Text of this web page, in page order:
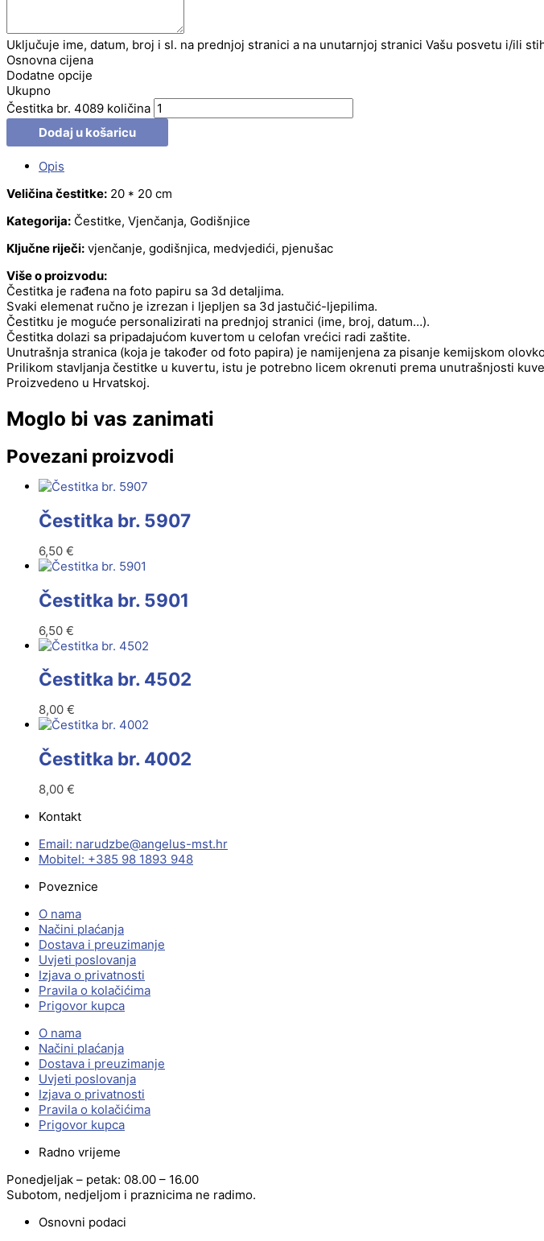
Uključuje ime, datum, broj i sl. na prednjoj stranici a na unutarnjoj stranici Vašu posvetu i/ili
Osnovna cijena
Dodatne opcije
Ukupno
Čestitka br. 4089 količina
Dodaj u košaricu
Opis
Veličina čestitke: 20 * 20 cm
Kategorija: Čestitke, Vjenčanja, Godišnjice
Ključne riječi: vjenčanje, godišnjica, medvjedići, pjenušac
Više o proizvodu:
Čestitka je rađena na foto papiru sa 3d detaljima.
Svaki elemenat ručno je izrezan i ljepljen sa 3d jastučić-ljepilima.
Čestitku je moguće personalizirati na prednjoj stranici (ime, broj, datum…).
Čestitka dolazi sa pripadajućom kuvertom u celofan vrećici radi zaštite.
Unutrašnja stranica (koja je također od foto papira) je namijenjena za pisanje kemijskom
Prilikom stavljanja čestitke u kuvertu, istu je potrebno licem okrenuti prema unutrašnjosti
Proizvedeno u Hrvatskoj.
Moglo bi vas zanimati
Povezani proizvodi
Čestitka br. 5907
6,50 €
Čestitka br. 5901
6,50 €
Čestitka br. 4502
8,00 €
Čestitka br. 4002
8,00 €
Kontakt
Email:
rh.tsm-sulegna
@ebzduran
Mobitel: +385 98 1893 948
Poveznice
O nama
Načini plaćanja
Dostava i preuzimanje
Uvjeti poslovanja
Izjava o privatnosti
Pravila o kolačićima
Prigovor kupca
O nama
Načini plaćanja
Dostava i preuzimanje
Uvjeti poslovanja
Izjava o privatnosti
Pravila o kolačićima
Prigovor kupca
Radno vrijeme
Ponedjeljak – petak: 08.00 – 16.00
Subotom, nedjeljom i praznicima ne radimo.
Osnovni podaci